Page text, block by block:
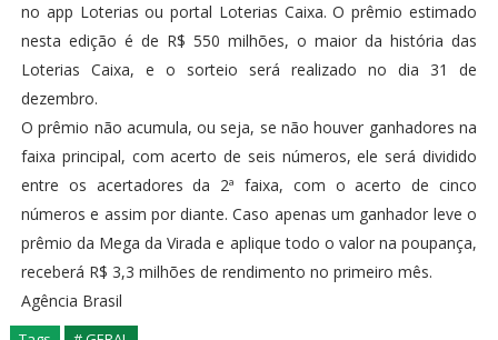
no app Loterias ou portal Loterias Caixa. O prêmio estimado
nesta edição é de R$ 550 milhões, o maior da história das
Loterias Caixa, e o sorteio será realizado no dia 31 de
dezembro.
O prêmio não acumula, ou seja, se não houver ganhadores na
faixa principal, com acerto de seis números, ele será dividido
entre os acertadores da 2ª faixa, com o acerto de cinco
números e assim por diante. Caso apenas um ganhador leve o
prêmio da Mega da Virada e aplique todo o valor na poupança,
receberá R$ 3,3 milhões de rendimento no primeiro mês.
Agência Brasil